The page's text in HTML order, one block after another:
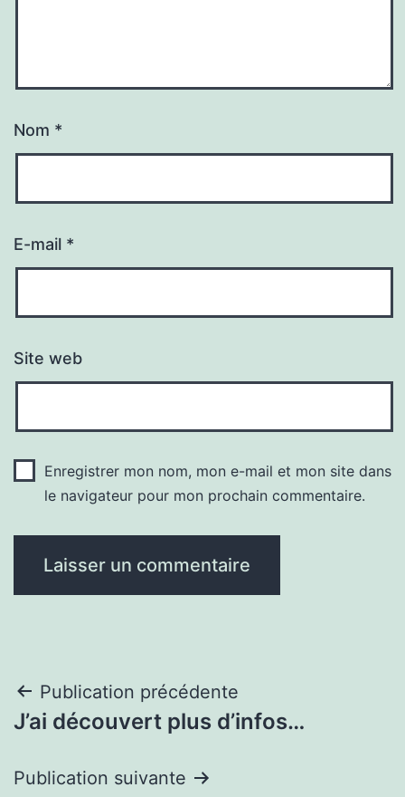
Nom *
E-mail *
Site web
Enregistrer mon nom, mon e-mail et mon site dans
le navigateur pour mon prochain commentaire.
Navigation
de
l’article
Publication précédente
J’ai découvert plus d’infos…
Publication suivante